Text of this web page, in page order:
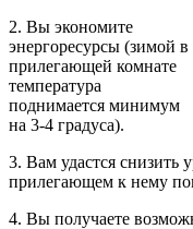
2. Вы экономите
энергоресурсы (зимой в
прилегающей комнате
температура
поднимается минимум
на 3-4 градуса).
3. Вам удастся снизить
прилегающем к нему
4. Вы получаете